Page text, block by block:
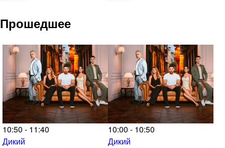
Прошедшее
10:50 - 11:40
Дикий
10:00 - 10:50
Дикий